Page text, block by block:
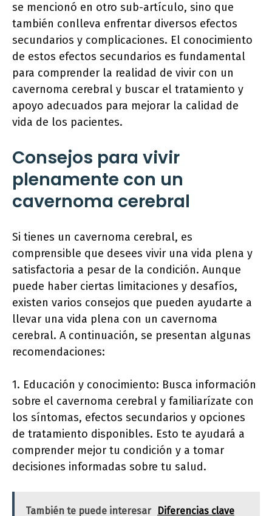
se mencionó en otro sub-artículo, sino que
también conlleva enfrentar diversos efectos
secundarios y complicaciones. El conocimiento
de estos efectos secundarios es fundamental
para comprender la realidad de vivir con un
cavernoma cerebral y buscar el tratamiento y
apoyo adecuados para mejorar la calidad de
vida de los pacientes.
Consejos para vivir
plenamente con un
cavernoma cerebral
Si tienes un cavernoma cerebral, es
comprensible que desees vivir una vida plena y
satisfactoria a pesar de la condición. Aunque
puede haber ciertas limitaciones y desafíos,
existen varios consejos que pueden ayudarte a
llevar una vida plena con un cavernoma
cerebral. A continuación, se presentan algunas
recomendaciones:
1. Educación y conocimiento: Busca información
sobre el cavernoma cerebral y familiarízate con
los síntomas, efectos secundarios y opciones
de tratamiento disponibles. Esto te ayudará a
comprender mejor tu condición y a tomar
decisiones informadas sobre tu salud.
También te puede interesar Diferencias clave